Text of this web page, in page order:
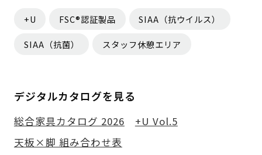
+U FSC®認証製品 SIAA（抗ウイルス）
SIAA（抗菌） スタッフ休憩エリア
デジタルカタログを見る
総合家具カタログ 2026
+U Vol.5
天板×脚 組み合わせ表